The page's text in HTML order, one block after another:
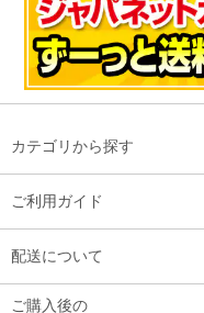
カテゴリから探す
ご利用ガイド
配送について
ご購入後の